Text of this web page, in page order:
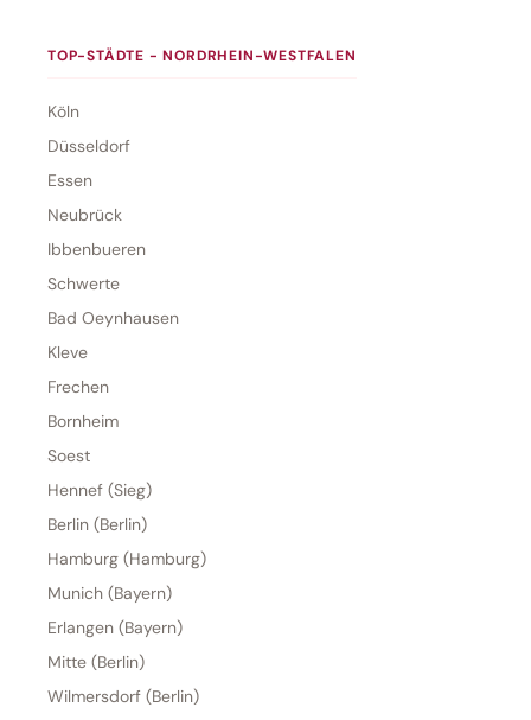
TOP-STÄDTE - NORDRHEIN-WESTFALEN
Köln
Düsseldorf
Essen
Neubrück
Ibbenbueren
Schwerte
Bad Oeynhausen
Kleve
Frechen
Bornheim
Soest
Hennef (Sieg)
Berlin (Berlin)
Hamburg (Hamburg)
Munich (Bayern)
Erlangen (Bayern)
Mitte (Berlin)
Wilmersdorf (Berlin)